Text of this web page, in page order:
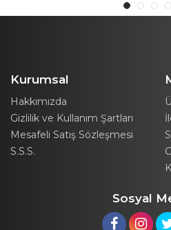
Kurumsal
Hakkımızda
Gizlilik ve Kullanım Şartları
Mesafeli Satış Sözleşmesi
S.S.S.
Sosyal